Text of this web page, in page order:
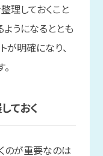
理しておくこと
うになるととも
が明確になり、
ておく
のが重要なのは